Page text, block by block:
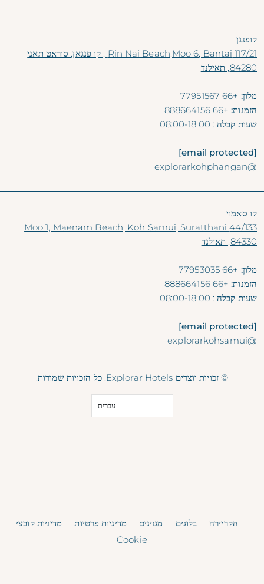
קופנגן
117/21 Rin Nai Beach,Moo 6, Bantai , קו פנגאן, סוראט תאני
84280, תאילנד
מלון: +66 77951567
הזמנות: +66 888664156
שעות קבלה: 08:00-18:00
[email protected]
@explorarkohphangan
קו סאמוי
44/133 Moo 1, Maenam Beach, Koh Samui, Suratthani
84330, תאילנד
מלון: +66 77953035
הזמנות: +66 888664156
שעות קבלה: 08:00-18:00
[email protected]
@explorarkohsamui
© זכויות יוצרים Explorar Hotels. כל הזכויות שמורות.
עברית
הקריירה בלוגים מגזינים מדיניות פרטיות
מדיניות קובצי
Cookie